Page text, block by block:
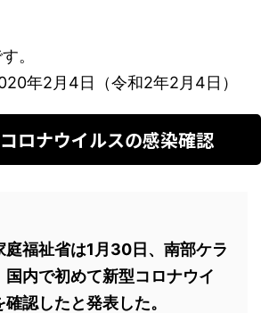
。
年2月4日（令和2年2月4日）
ロナウイルスの感染確認
庭福祉省は1月30日、南部ケラ
国内で初めて新型コロナウイ
認したと発表した。